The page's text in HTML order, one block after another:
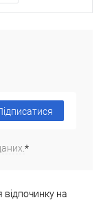
*
на